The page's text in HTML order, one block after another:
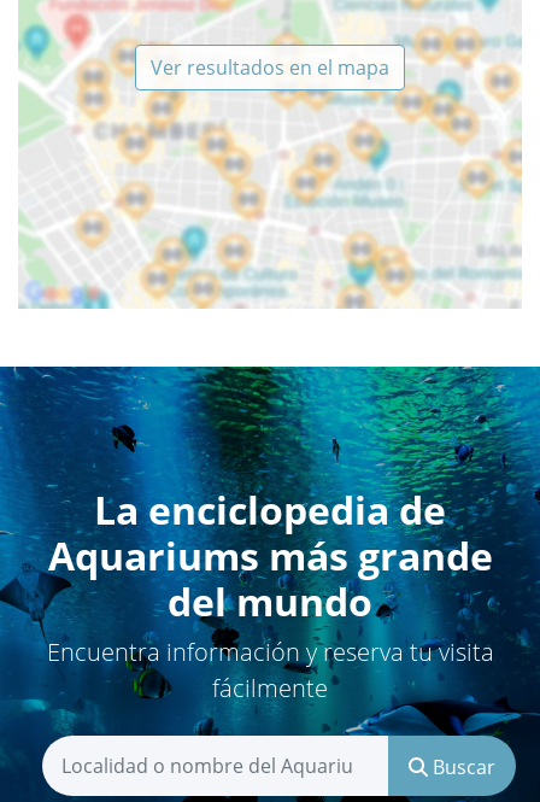
Ver resultados en el mapa
La enciclopedia de
Aquariums más grande
del mundo
Encuentra información y reserva tu visita
fácilmente
Buscar